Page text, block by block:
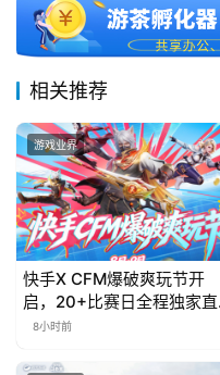
相关推荐
游戏业界
快手X CFM爆破爽玩节开
启，20+比赛日全程独家直
播
8小时前